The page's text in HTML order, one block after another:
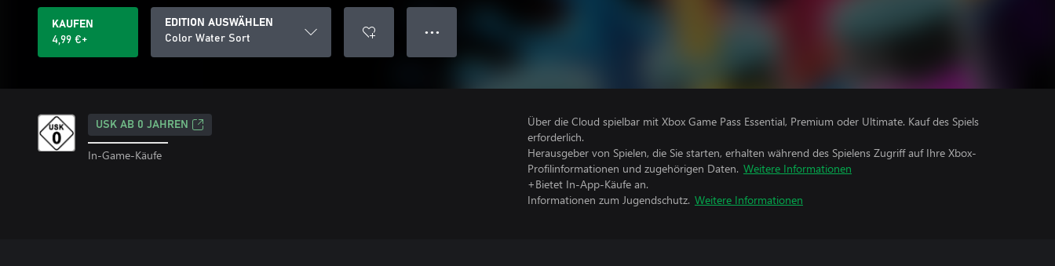
KAUFEN
4,99 €+
EDITION AUSWÄHLEN
Color Water Sort
● ● ●
USK AB 0 JAHREN
In-Game-Käufe
Über die Cloud spielbar mit Xbox Game Pass Essential, Premium oder Ultimate. Kauf des Spiels
erforderlich.
Herausgeber von Spielen, die Sie starten, erhalten während des Spielens Zugriff auf Ihre Xbox-
Profilinformationen und zugehörigen Daten. Weitere Informationen
+Bietet In-App-Käufe an.
Informationen zum Jugendschutz. Weitere Informationen